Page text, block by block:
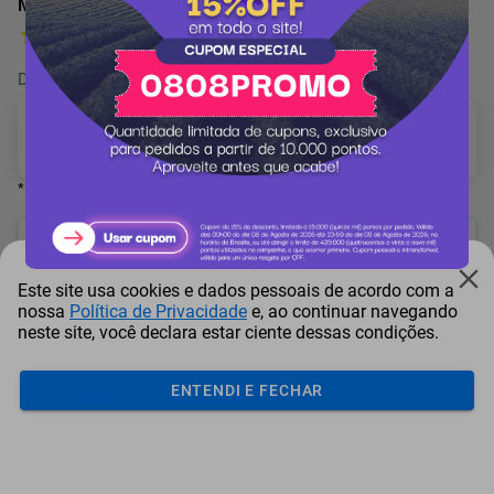
Micro Ondas Mondial Espelhado 34 Litros 1400W
1 Avaliação
De 36.213 pontospor -2%
Selecione o(a) Voltagem
* Campo obrigatório
35.489 pontos
ou resgate por pontos + dinheiro
+ R$ 244,86
Este site usa cookies e dados pessoais de acordo com a
nossa Política de Privacidade e, ao continuar navegando
neste site, você declara estar ciente dessas condições.
ENTENDI E FECHAR